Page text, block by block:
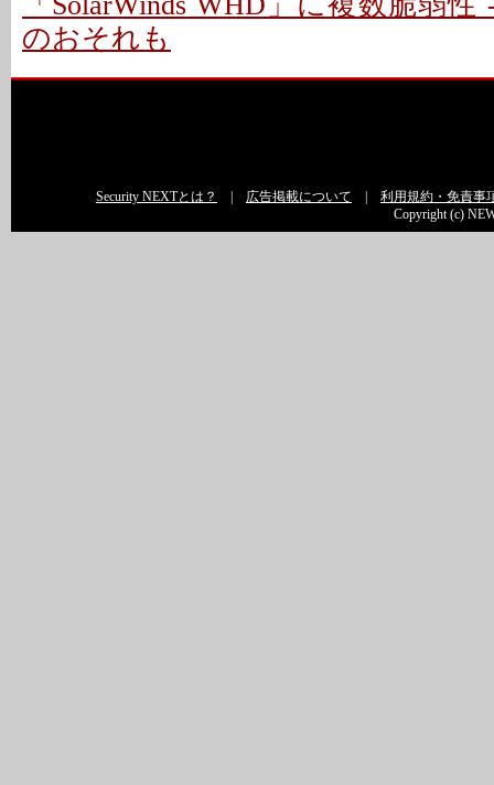
のおそれも
Security NEXTとは？ 広告掲載について
利用規約・免責事
Copyright (c)